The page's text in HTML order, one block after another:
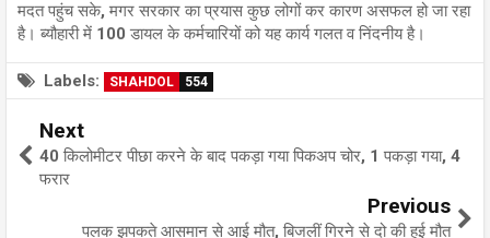
मदत पहुंच सके, मगर सरकार का प्रयास कुछ लोगों कर कारण असफल हो जा रहा
है। ब्यौहारी में 100 डायल के कर्मचारियों को यह कार्य गलत व निंदनीय है।
Labels: SHAHDOL 554
Next
40 किलोमीटर पीछा करने के बाद पकड़ा गया पिकअप चोर, 1 पकड़ा गया, 4
फरार
Previous
पलक झपकते आसमान से आई मौत, बिजलीं गिरने से दो की हुई मौत